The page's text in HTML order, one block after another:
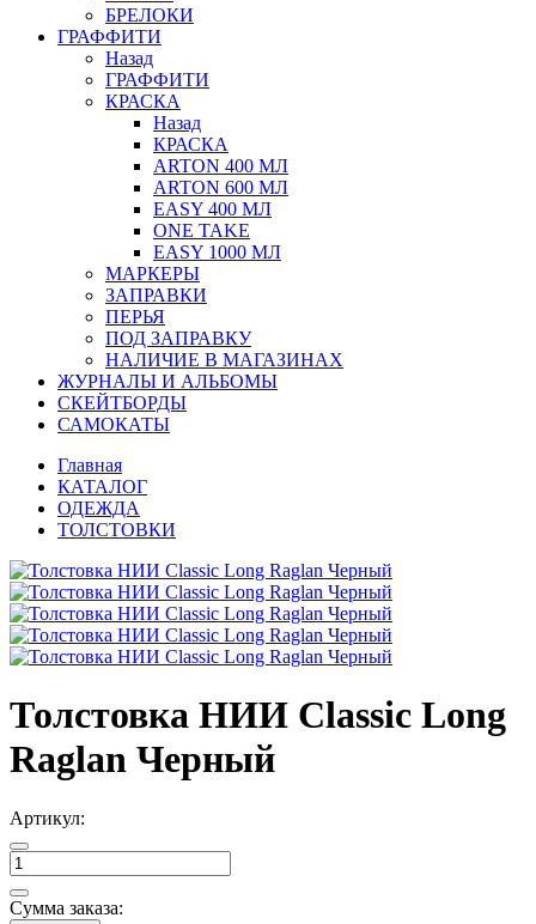
БРЕЛОКИ
ГРАФФИТИ
Назад
ГРАФФИТИ
КРАСКА
Назад
КРАСКА
ARTON 400 МЛ
ARTON 600 МЛ
EASY 400 МЛ
ONE TAKE
EASY 1000 МЛ
МАРКЕРЫ
ЗАПРАВКИ
ПЕРЬЯ
ПОД ЗАПРАВКУ
НАЛИЧИЕ В МАГАЗИНАХ
ЖУРНАЛЫ И АЛЬБОМЫ
СКЕЙТБОРДЫ
САМОКАТЫ
Главная
КАТАЛОГ
ОДЕЖДА
ТОЛСТОВКИ
Толстовка НИИ Classic Long
Raglan Черный
Артикул:
Сумма заказа: